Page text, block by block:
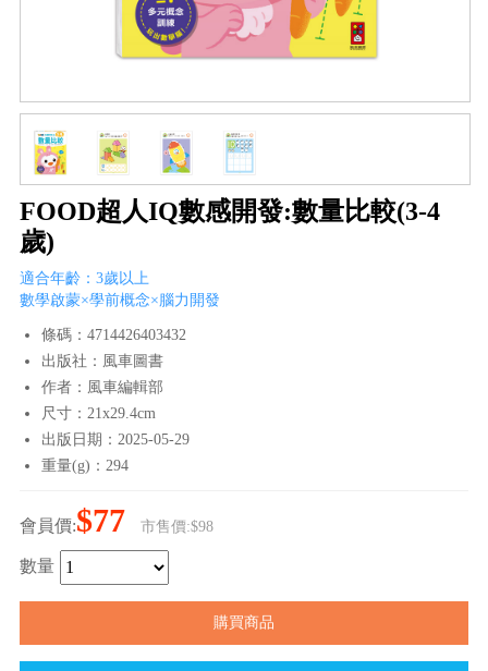
FOOD超人IQ數感開發:數量比較(3-4
歲)
適合年齡：3歲以上
數學啟蒙×學前概念×腦力開發
條碼：4714426403432
出版社：風車圖書
作者：風車編輯部
尺寸：21x29.4cm
出版日期：2025-05-29
重量(g)：294
會員價:$77 市售價:$98
數量